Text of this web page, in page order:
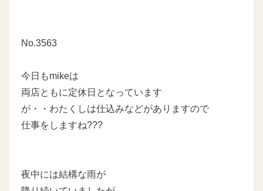
No.3563
今日もmikeは
両店ともに定休日となっています
が・・わたくしは仕込みなどがありますので
仕事をしますね???
夜中には結構な雨が